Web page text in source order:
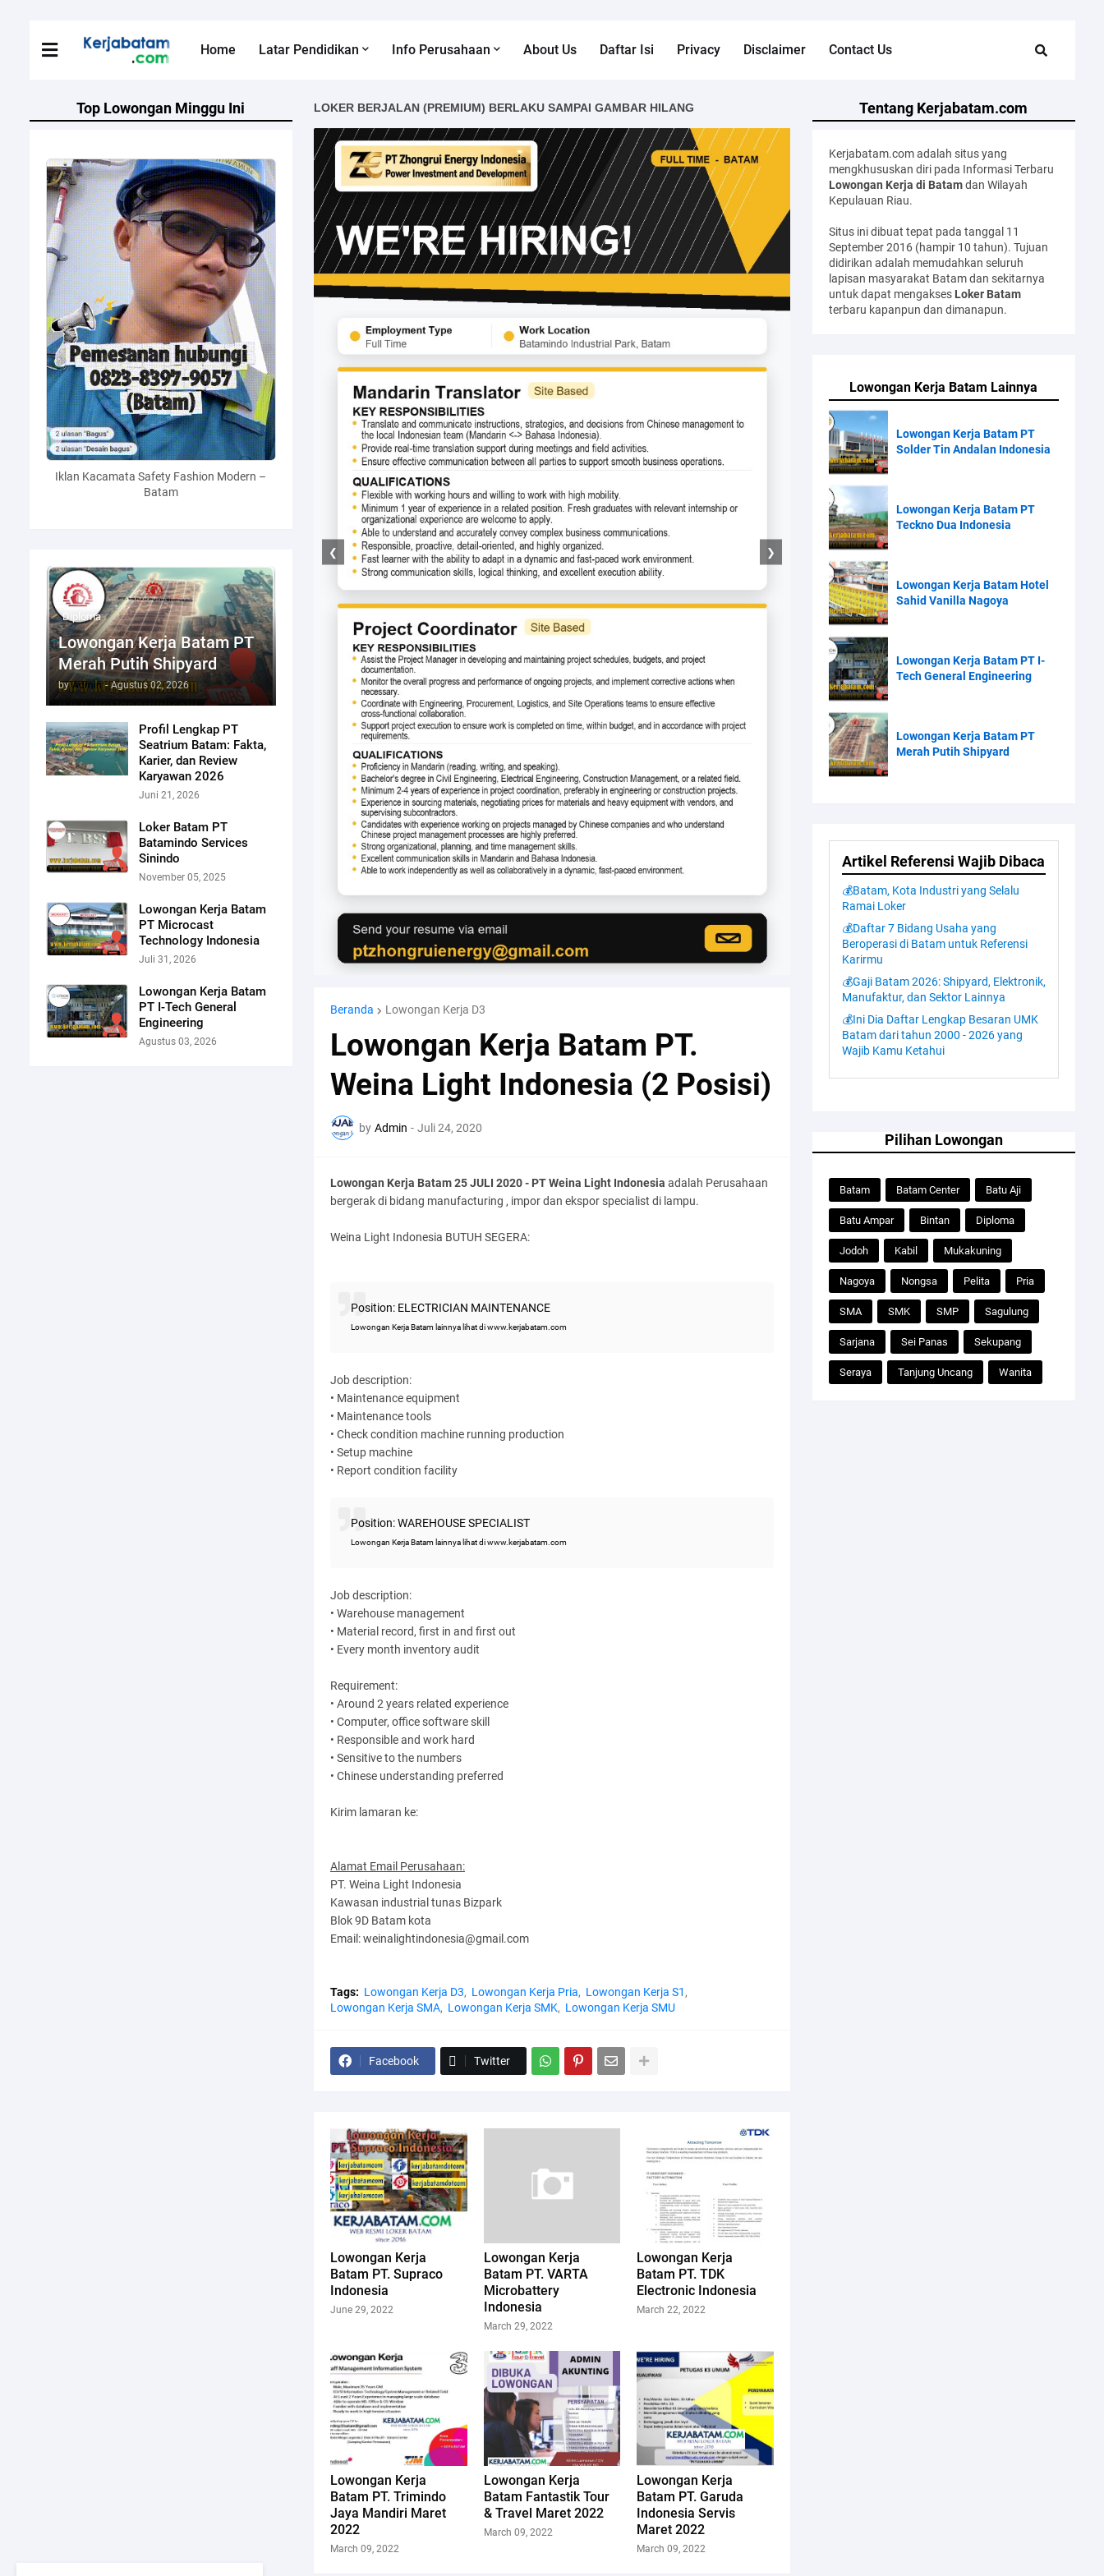
Home Latar Pendidikan Info Perusahaan About Us Daftar Isi Privacy Disclaimer Contact Us
Top Lowongan Minggu Ini
Iklan Kacamata Safety Fashion Modern –
Batam
Diploma
Lowongan Kerja Batam PT
Merah Putih Shipyard
by Admin - Agustus 02, 2026
Profil Lengkap PT
Seatrium Batam: Fakta,
Karier, dan Review
Karyawan 2026
Juni 21, 2026
Loker Batam PT
Batamindo Services
Sinindo
November 05, 2025
Lowongan Kerja Batam
PT Microcast
Technology Indonesia
Juli 31, 2026
Lowongan Kerja Batam
PT I-Tech General
Engineering
Agustus 03, 2026
LOKER BERJALAN (PREMIUM) BERLAKU SAMPAI GAMBAR HILANG
❮ ❯
Beranda Lowongan Kerja D3
Lowongan Kerja Batam PT.
Weina Light Indonesia (2 Posisi)
by Admin - Juli 24, 2020
Lowongan Kerja Batam 25 JULI 2020 - PT Weina Light Indonesia adalah Perusahaan
bergerak di bidang manufacturing , impor dan ekspor specialist di lampu.
Weina Light Indonesia BUTUH SEGERA:
Position: ELECTRICIAN MAINTENANCE
Lowongan Kerja Batam lainnya lihat di www.kerjabatam.com
Job description:
• Maintenance equipment
• Maintenance tools
• Check condition machine running production
• Setup machine
• Report condition facility
Position: WAREHOUSE SPECIALIST
Lowongan Kerja Batam lainnya lihat di www.kerjabatam.com
Job description:
• Warehouse management
• Material record, first in and first out
• Every month inventory audit
Requirement:
• Around 2 years related experience
• Computer, office software skill
• Responsible and work hard
• Sensitive to the numbers
• Chinese understanding preferred
Kirim lamaran ke:
Alamat Email Perusahaan:
PT. Weina Light Indonesia
Kawasan industrial tunas Bizpark
Blok 9D Batam kota
Email: weinalightindonesia@gmail.com
Tags: Lowongan Kerja D3 Lowongan Kerja Pria
Lowongan Kerja S1
Lowongan Kerja SMA
Lowongan Kerja SMK Lowongan Kerja SMU
Facebook Twitter
Lowongan Kerja
Batam PT. Supraco
Indonesia
June 29, 2022
Lowongan Kerja
Batam PT. VARTA
Microbattery
Indonesia
March 29, 2022
Lowongan Kerja
Batam PT. TDK
Electronic Indonesia
March 22, 2022
Lowongan Kerja
Batam PT. Trimindo
Jaya Mandiri Maret
2022
March 09, 2022
Lowongan Kerja
Batam Fantastik Tour
& Travel Maret 2022
March 09, 2022
Lowongan Kerja
Batam PT. Garuda
Indonesia Servis
Maret 2022
March 09, 2022
Tentang Kerjabatam.com
Kerjabatam.com adalah situs yang
mengkhususkan diri pada Informasi Terbaru
Lowongan Kerja di Batamdan Wilayah
Kepulauan Riau.
Situs ini dibuat tepat pada tanggal 11
September 2016 (hampir 10 tahun). Tujuan
didirikan adalah memudahkan seluruh
lapisan masyarakat Batam dan sekitarnya
untuk dapat mengakses Loker Batam
terbaru kapanpun dan dimanapun.
Lowongan Kerja Batam Lainnya
Lowongan Kerja Batam PT
Solder Tin Andalan Indonesia
Lowongan Kerja Batam PT
Teckno Dua Indonesia
Lowongan Kerja Batam Hotel
Sahid Vanilla Nagoya
Lowongan Kerja Batam PT I-
Tech General Engineering
Lowongan Kerja Batam PT
Merah Putih Shipyard
Artikel Referensi Wajib Dibaca
💰Batam, Kota Industri yang Selalu
Ramai Loker
💰Daftar 7 Bidang Usaha yang
Beroperasi di Batam untuk Referensi
Karirmu
💰Gaji Batam 2026: Shipyard, Elektronik,
Manufaktur, dan Sektor Lainnya
💰Ini Dia Daftar Lengkap Besaran UMK
Batam dari tahun 2000 - 2026 yang
Wajib Kamu Ketahui
Pilihan Lowongan
Batam Batam Center Batu Aji
Batu Ampar Bintan Diploma
Jodoh Kabil Mukakuning
Nagoya Nongsa Pelita Pria
SMA SMK SMP Sagulung
Sarjana Sei Panas Sekupang
Seraya Tanjung Uncang Wanita